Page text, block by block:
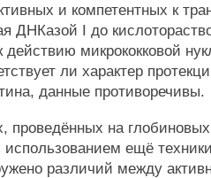
и компетентных к
ДНКазой I до
действию микрококковой
ли характер
данные противоречивы.
проведённых на
ещё
различий между